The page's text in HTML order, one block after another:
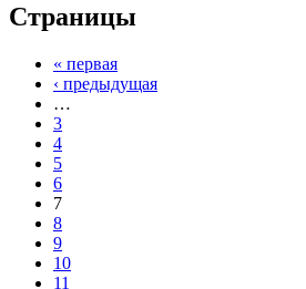
Страницы
« первая
‹ предыдущая
…
3
4
5
6
7
8
9
10
11